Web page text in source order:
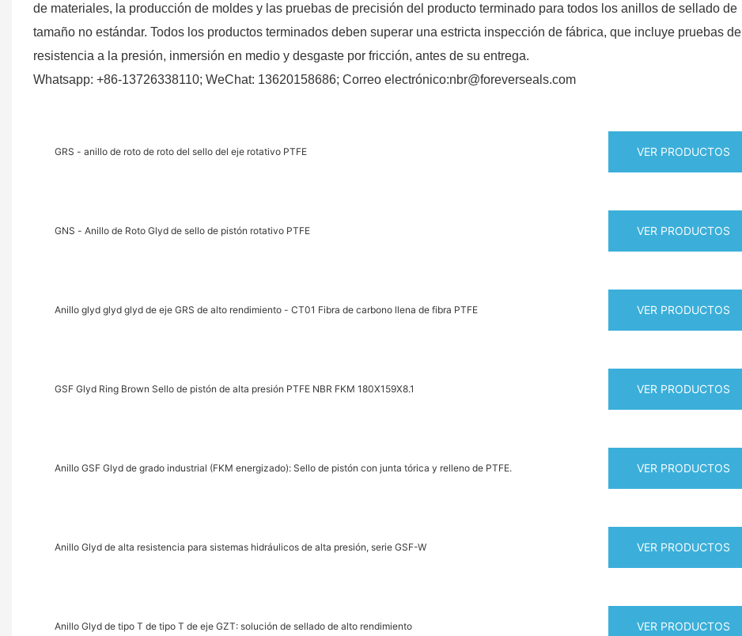
de materiales, la producción de moldes y las pruebas de precisión del producto terminado para todos los anillos de sellado de
tamaño no estándar. Todos los productos terminados deben superar una estricta inspección de fábrica, que incluye pruebas de
resistencia a la presión, inmersión en medio y desgaste por fricción, antes de su entrega.
Whatsapp: +86-13726338110; WeChat: 13620158686; Correo electrónico:nbr@foreverseals.com
GRS - anillo de roto de roto del sello del eje rotativo PTFE VER PRODUCTOS
GNS - Anillo de Roto Glyd de sello de pistón rotativo PTFE VER PRODUCTOS
Anillo glyd glyd glyd de eje GRS de alto rendimiento - CT01 Fibra de carbono llena de fibra PTFE VER PRODUCTOS
GSF Glyd Ring Brown Sello de pistón de alta presión PTFE NBR FKM 180X159X8.1 VER PRODUCTOS
Anillo GSF Glyd de grado industrial (FKM energizado): Sello de pistón con junta tórica y relleno de PTFE. VER PRODUCTOS
Anillo Glyd de alta resistencia para sistemas hidráulicos de alta presión, serie GSF-W VER PRODUCTOS
Anillo Glyd de tipo T de tipo T de eje GZT: solución de sellado de alto rendimiento VER PRODUCTOS